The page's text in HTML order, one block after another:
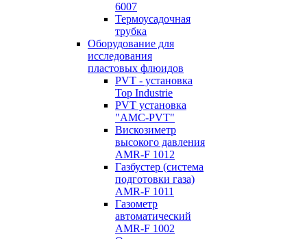
6007
Термоусадочная
трубка
Оборудование для
исследования
пластовых флюидов
PVT - установка
Top Industrie
PVT установка
"AMC-PVT"
Вискозиметр
высокого давления
AMR-F 1012
Газбустер (система
подготовки газа)
AMR-F 1011
Газометр
автоматический
AMR-F 1002